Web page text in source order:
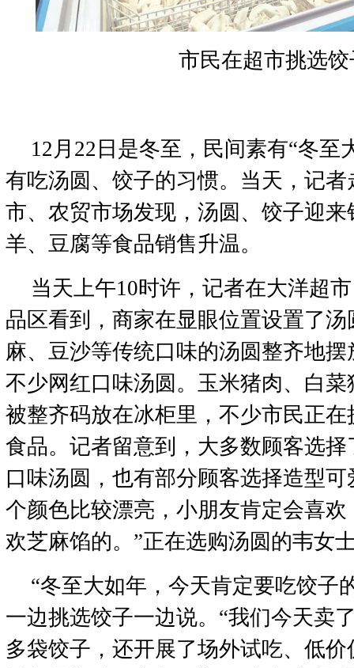
市民在超市挑选
12月22日是冬至，民间素有“冬至
有吃汤圆、饺子的习惯。当天，记
市、农贸市场发现，汤圆、饺子迎
羊、豆腐等食品销售升温。
当天上午10时许，记者在大洋超
品区看到，商家在显眼位置设置了
麻、豆沙等传统口味的汤圆整齐地
不少网红口味汤圆。玉米猪肉、白
被整齐码放在冰柜里，不少市民正
食品。记者留意到，大多数顾客选
口味汤圆，也有部分顾客选择造型
个颜色比较漂亮，小朋友肯定会喜
欢芝麻馅的。”正在选购汤圆的韦女
“冬至大如年，今天肯定要吃饺子
一边挑选饺子一边说。“我们今天卖
多袋饺子，还开展了场外试吃、低